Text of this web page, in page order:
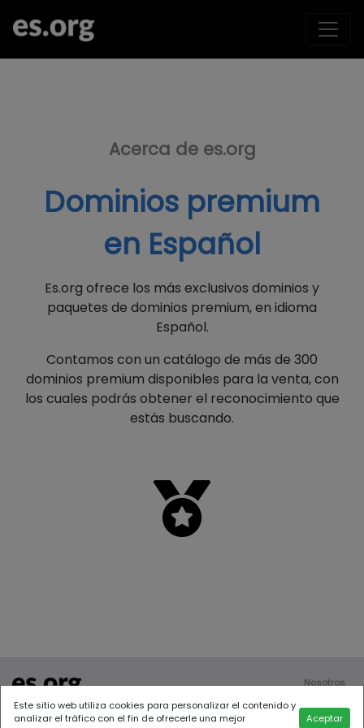
Este sitio web utiliza cookies para personalizar el contenido y
analizar el tráfico con el fin de ofrecerle una mejor
Aceptar
Acerca de es.org
Dominios premium
en Español
Es.org ofrece los más exclusivos dominios y
paquetes de dominios premium, en idioma
Español.
Contamos con un catálogo de más de 300
dominios premium disponibles para la venta, con
los cuales podrás obtener el reconocimiento que
estás buscando.
Todos los derechos reservados
2022
Nosotros